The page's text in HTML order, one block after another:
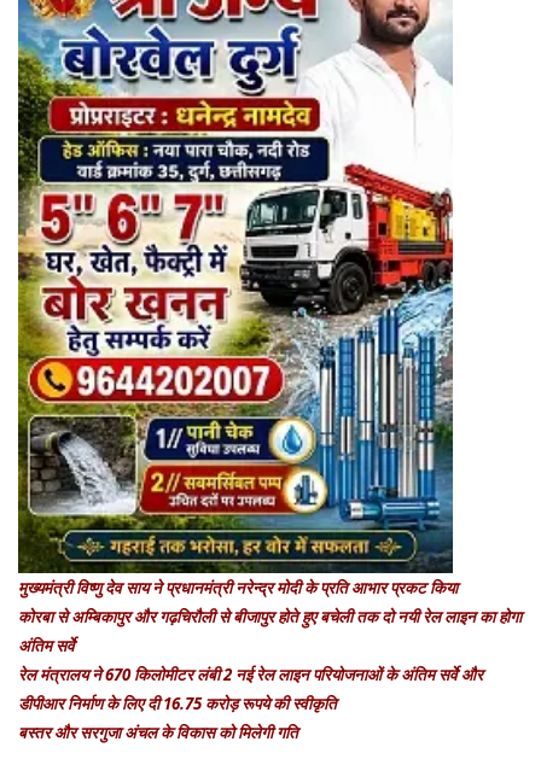
मुख्यमंत्री विष्णु देव साय ने प्रधानमंत्री नरेन्द्र मोदी के प्रति आभार प्रकट किया
कोरबा से अम्बिकापुर और गढ़चिरौली से बीजापुर होते हुए बचेली तक दो नयी रेल लाइन का होगा
अंतिम सर्वे
रेल मंत्रालय ने 670 किलोमीटर लंबी 2 नई रेल लाइन परियोजनाओं के अंतिम सर्वे और
डीपीआर निर्माण के लिए दी 16.75 करोड़ रूपये की स्वीकृति
बस्तर और सरगुजा अंचल के विकास को मिलेगी गति